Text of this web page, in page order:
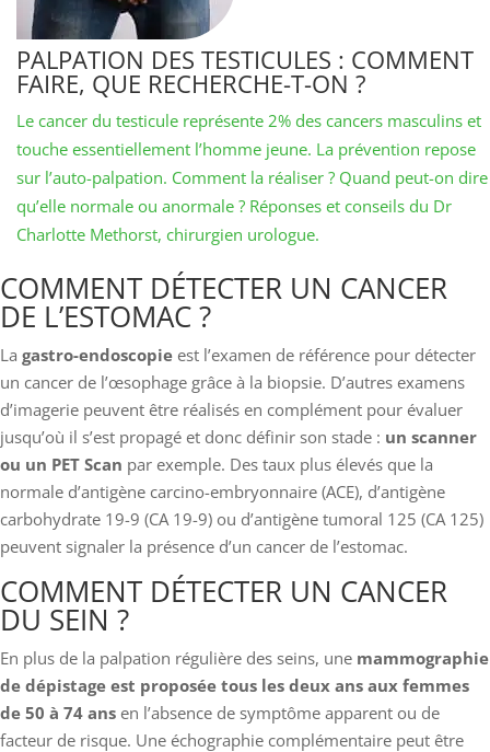
PALPATION DES TESTICULES : COMMENT
FAIRE, QUE RECHERCHE-T-ON ?
Le cancer du testicule représente 2% des cancers masculins et
touche essentiellement l’homme jeune. La prévention repose
sur l’auto-palpation. Comment la réaliser ? Quand peut-on dire
qu’elle normale ou anormale ? Réponses et conseils du Dr
Charlotte Methorst, chirurgien urologue.
​​​​​​COMMENT DÉTECTER UN CANCER
DE L’ESTOMAC ?
La gastro-endoscopie est l’examen de référence pour détecter
un cancer de l’œsophage grâce à la biopsie. D’autres examens
d’imagerie peuvent être réalisés en complément pour évaluer
jusqu’où il s’est propagé et donc définir son stade : un scanner
ou un PET Scan par exemple. Des taux plus élevés que la
normale d’antigène carcino-embryonnaire (ACE), d’antigène
carbohydrate 19-9 (CA 19-9) ou d’antigène tumoral 125 (CA 125)
peuvent signaler la présence d’un cancer de l’estomac.
COMMENT DÉTECTER UN CANCER
DU SEIN ?
En plus de la palpation régulière des seins, une mammographie
de dépistage est proposée tous les deux ans aux femmes
de 50 à 74 ans en l’absence de symptôme apparent ou de
facteur de risque. Une échographie complémentaire peut être